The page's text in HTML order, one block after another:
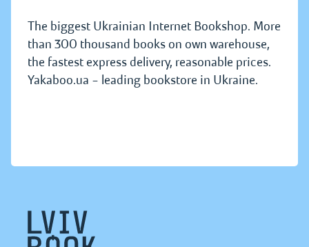
The biggest Ukrainian Internet Bookshop. More
than 300 thousand books on own warehouse,
the fastest express delivery, reasonable prices.
Yakaboo.ua – leading bookstore in Ukraine.